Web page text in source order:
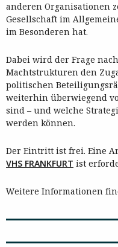
anderen Organisationen
Gesellschaft im
im Besonderen hat.
Dabei wird der Frage
Machtstrukturen den
politischen
weiterhin überwiegend
sind – und welche
werden können.
Der Eintritt ist frei. Eine
VHS FRANKFURT ist
Weitere Informationen